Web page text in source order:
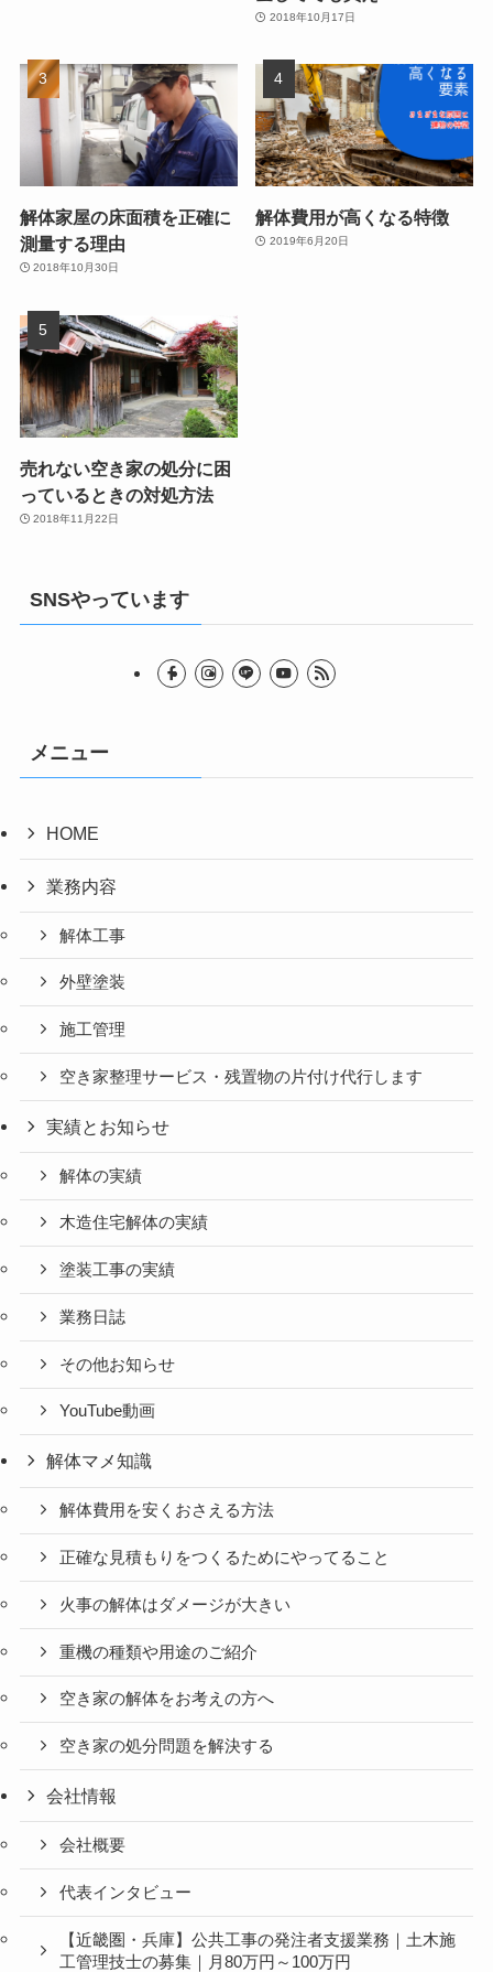
2018年10月17日
解体家屋の床面積を正確に
測量する理由
2018年10月30日
解体費用が高くなる特徴
2019年6月20日
売れない空き家の処分に困
っているときの対処方法
2018年11月22日
SNSやっています
メニュー
HOME
業務内容
解体工事
外壁塗装
施工管理
空き家整理サービス・残置物の片付け代行します
実績とお知らせ
解体の実績
木造住宅解体の実績
塗装工事の実績
業務日誌
その他お知らせ
YouTube動画
解体マメ知識
解体費用を安くおさえる方法
正確な見積もりをつくるためにやってること
火事の解体はダメージが大きい
重機の種類や用途のご紹介
空き家の解体をお考えの方へ
空き家の処分問題を解決する
会社情報
会社概要
代表インタビュー
【近畿圏・兵庫】公共工事の発注者支援業務｜土木施
工管理技士の募集｜月80万円～100万円